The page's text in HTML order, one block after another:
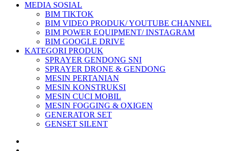
MEDIA SOSIAL
BIM TIKTOK
BIM VIDEO PRODUK/ YOUTUBE CHANNEL
BIM POWER EQUIPMENT/ INSTAGRAM
BIM GOOGLE DRIVE
KATEGORI PRODUK
SPRAYER GENDONG SNI
SPRAYER DRONE & GENDONG
MESIN PERTANIAN
MESIN KONSTRUKSI
MESIN CUCI MOBIL
MESIN FOGGING & OXIGEN
GENERATOR SET
GENSET SILENT